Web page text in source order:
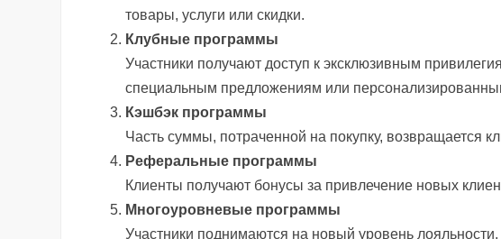
товары, услуги или скидки.
Клубные программы
Участники получают доступ к эксклюзивным
специальным предложениям или
Кэшбэк программы
Часть суммы, потраченной на покупку, возвращается
Реферальные программы
Клиенты получают бонусы за привлечение новых
Многоуровневые программы
Участники поднимаются на новый уровень